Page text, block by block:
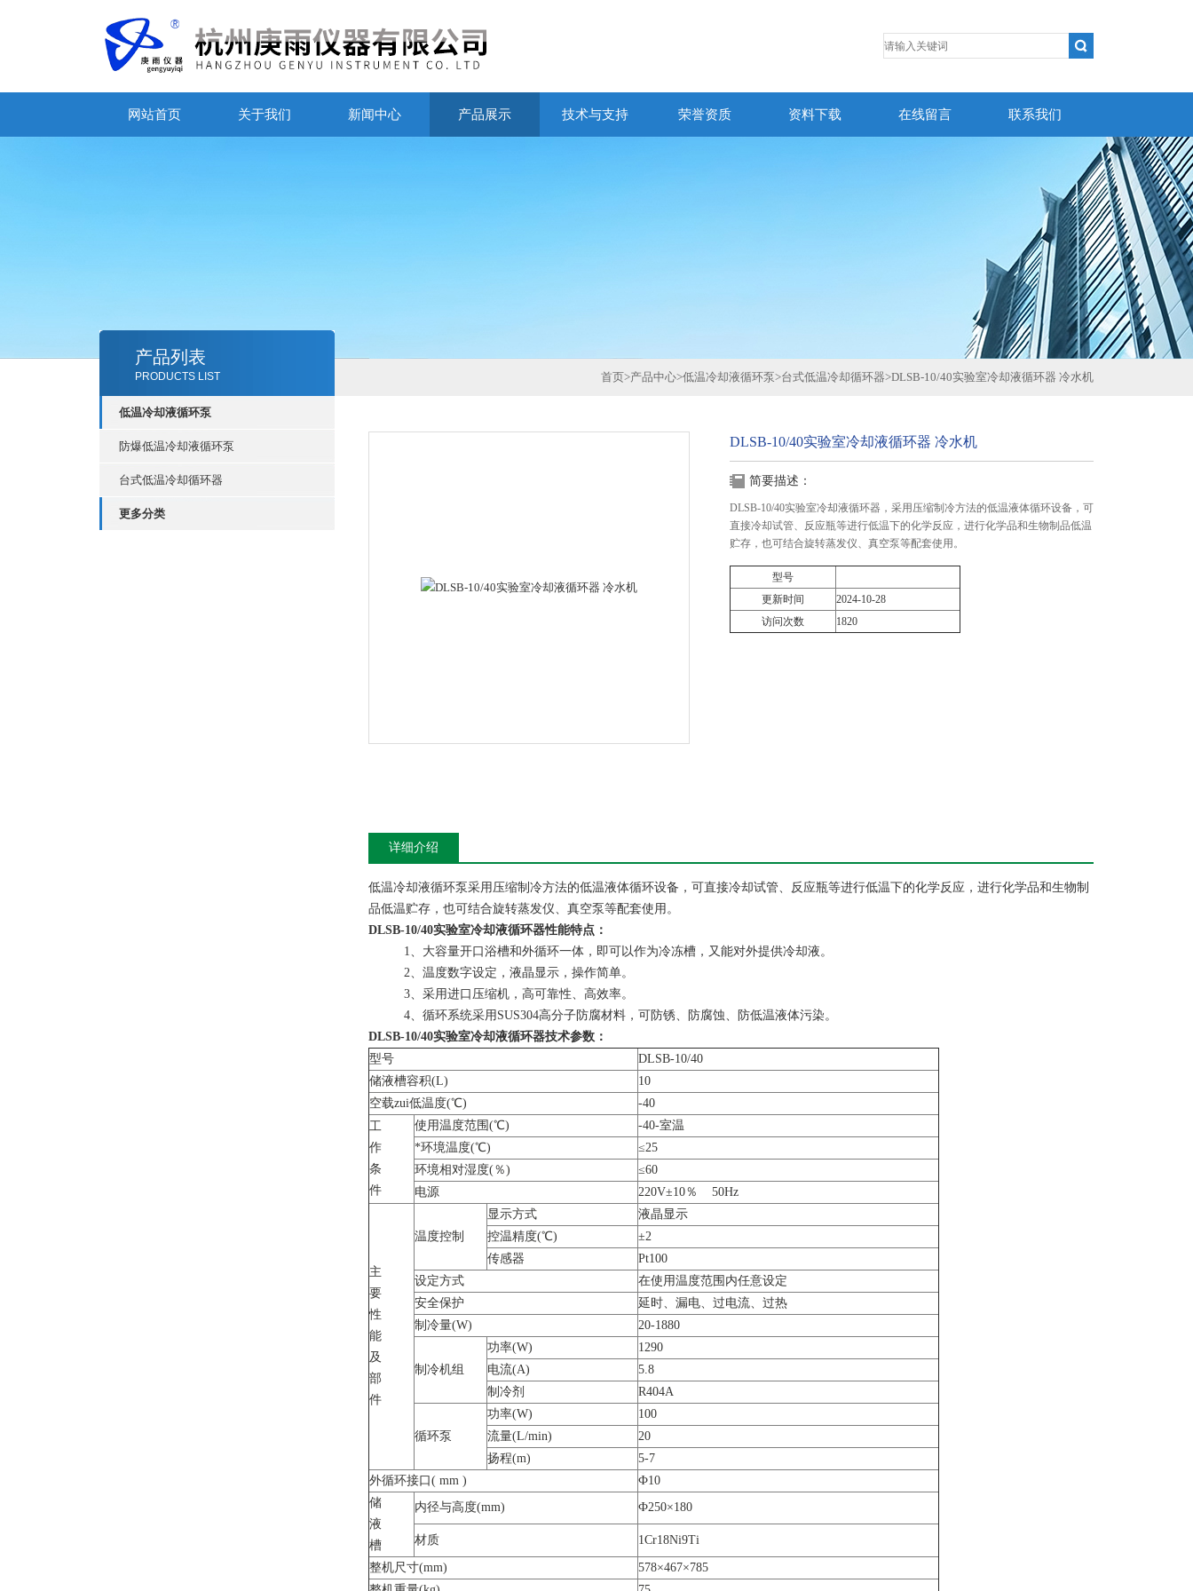
网站首页 关于我们 新闻中心 产品展示 技术与支持 荣誉资质 资料下载 在线留言 联系我们
产品列表
PRODUCTS LIST
低温冷却液循环泵
防爆低温冷却液循环泵
台式低温冷却循环器
更多分类
首页>产品中心>低温冷却液循环泵>台式低温冷却循环器>DLSB-10/40实验室冷却液循环器 冷水机
DLSB-10/40实验室冷却液循环器 冷水机
简要描述：
DLSB-10/40实验室冷却液循环器，采用压缩制冷方法的低温液体循环设备，可
直接冷却试管、反应瓶等进行低温下的化学反应，进行化学品和生物制品低温
贮存，也可结合旋转蒸发仪、真空泵等配套使用。
型号
更新时间
2024-10-28
访问次数
1820
详细介绍
低温冷却液循环泵采用压缩制冷方法的低温液体循环设备，可直接冷却试管、反应瓶等进行低温下的化学反应，进行化学品和生物制
品低温贮存，也可结合旋转蒸发仪、真空泵等配套使用。
DLSB-10/40实验室冷却液循环器性能特点：
1、大容量开口浴槽和外循环一体，即可以作为冷冻槽，又能对外提供冷却液。
2、温度数字设定，液晶显示，操作简单。
3、采用进口压缩机，高可靠性、高效率。
4、循环系统采用SUS304高分子防腐材料，可防锈、防腐蚀、防低温液体污染。
DLSB-10/40实验室冷却液循环器技术参数：
型号
DLSB-10/40
储液槽容积(L)
10
空载zui低温度(℃)
-40
工
作
条
件
使用温度范围(℃)
-40-室温
*环境温度(℃)
≤25
环境相对湿度(％)
≤60
电源
220V±10％ 50Hz
主
要
性
能
及
部
件
温度控制
显示方式
液晶显示
控温精度(℃)
±2
传感器
Pt100
设定方式
在使用温度范围内任意设定
安全保护
延时、漏电、过电流、过热
制冷量(W)
20-1880
制冷机组
功率(W)
1290
电流(A)
5.8
制冷剂
R404A
循环泵
功率(W)
100
流量(L/min)
20
扬程(m)
5-7
外循环接口( mm )
Ф10
储
液
槽
内径与高度(mm) Ф250×180
材质 1Cr18Ni9Ti
整机尺寸(mm)
578×467×785